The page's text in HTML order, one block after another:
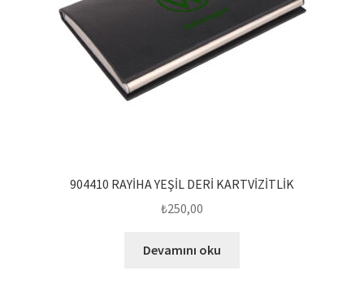
904410 RAYİHA YEŞİL DERİ KARTVİZİTLİK
₺250,00
Devamını oku